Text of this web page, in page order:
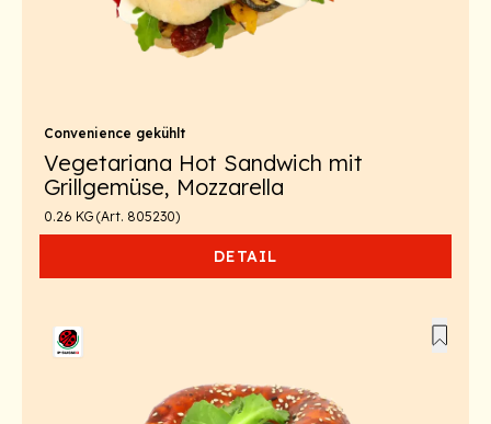
Convenience gekühlt
Vegetariana Hot Sandwich mit
Grillgemüse, Mozzarella
0.26 KG (Art. 805230)
DETAIL